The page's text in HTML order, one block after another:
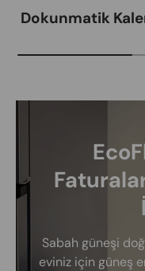
Dokunmatik
Sabah güneşi
eviniz için güneş